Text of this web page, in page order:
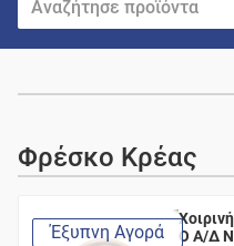
Φρέσκο Κρέας
Έξυπνη Αγορά
Ο Α/Δ